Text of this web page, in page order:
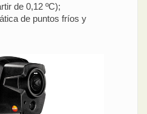
de 0,12 ºC);
de puntos fríos y